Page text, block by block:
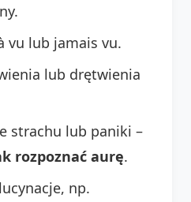
vu lub jamais vu.
lub drętwienia
strachu lub paniki –
rozpoznać aurę.
np.